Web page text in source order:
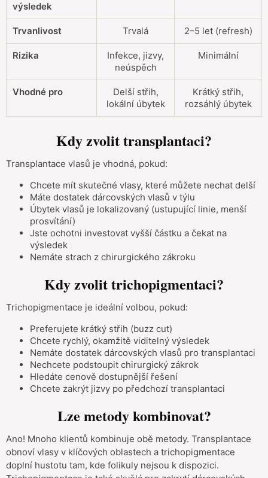
výsledek
Trvanlivost Trvalá 2–5 let (refresh)
Rizika
Infekce, jizvy,
neúspěch
Minimální
Vhodné pro
Delší střih,
lokální úbytek
Krátký střih,
rozsáhlý úbytek
Kdy zvolit transplantaci?
Transplantace vlasů je vhodná, pokud:
Chcete mít skutečné vlasy, které můžete nechat delší
Máte dostatek dárcovských vlasů v týlu
Úbytek vlasů je lokalizovaný (ustupující linie, menší
prosvítání)
Jste ochotni investovat vyšší částku a čekat na
výsledek
Nemáte strach z chirurgického zákroku
Kdy zvolit trichopigmentaci?
Trichopigmentace je ideální volbou, pokud:
Preferujete krátký střih (buzz cut)
Chcete rychlý, okamžitě viditelný výsledek
Nemáte dostatek dárcovských vlasů pro transplantaci
Nechcete podstoupit chirurgický zákrok
Hledáte cenově dostupnější řešení
Chcete zakrýt jizvy po předchozí transplantaci
Lze metody kombinovat?
Ano! Mnoho klientů kombinuje obě metody. Transplantace
obnoví vlasy v klíčových oblastech a trichopigmentace
doplní hustotu tam, kde folikuly nejsou k dispozici.